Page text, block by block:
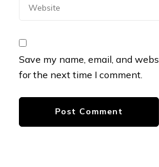
Save my name, email, and
for the next time I comment.